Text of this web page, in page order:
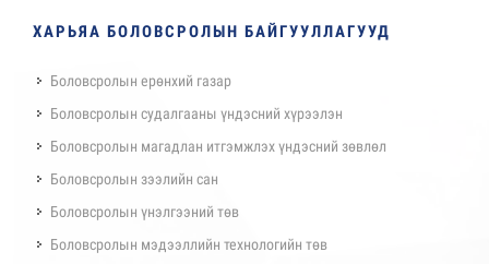
ХАРЬЯА БОЛОВСРОЛЫН БАЙГУУЛЛАГУУД
Боловсролын ерөнхий газар
Боловсролын судалгааны үндэсний хүрээлэн
Боловсролын магадлан итгэмжлэх үндэсний зөвлөл
Боловсролын зээлийн сан
Боловсролын үнэлгээний төв
Боловсролын мэдээллийн технологийн төв